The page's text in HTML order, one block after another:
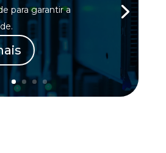
para garantir a